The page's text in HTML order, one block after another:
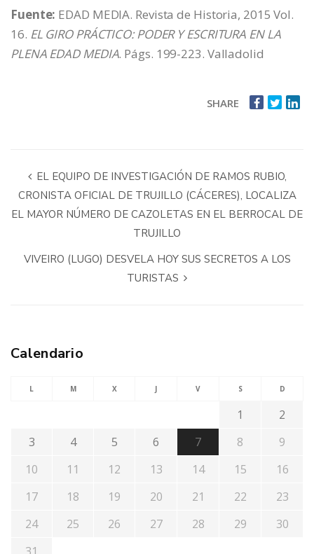
Fuente: EDAD MEDIA. Revista de Historia, 2015 Vol.
16. EL GIRO PRÁCTICO: PODER Y ESCRITURA EN LA
PLENA EDAD MEDIA. Págs. 199-223. Valladolid
SHARE
EL EQUIPO DE INVESTIGACIÓN DE RAMOS RUBIO,
CRONISTA OFICIAL DE TRUJILLO (CÁCERES), LOCALIZA
EL MAYOR NÚMERO DE CAZOLETAS EN EL BERROCAL DE
TRUJILLO
VIVEIRO (LUGO) DESVELA HOY SUS SECRETOS A LOS
TURISTAS
Calendario
L M X J V S D
1
2
3
4 5 6 7 8
9
10
11 12 13 14 15
16
17
18 19 20 21 22
23
24
25 26 27 28 29
30